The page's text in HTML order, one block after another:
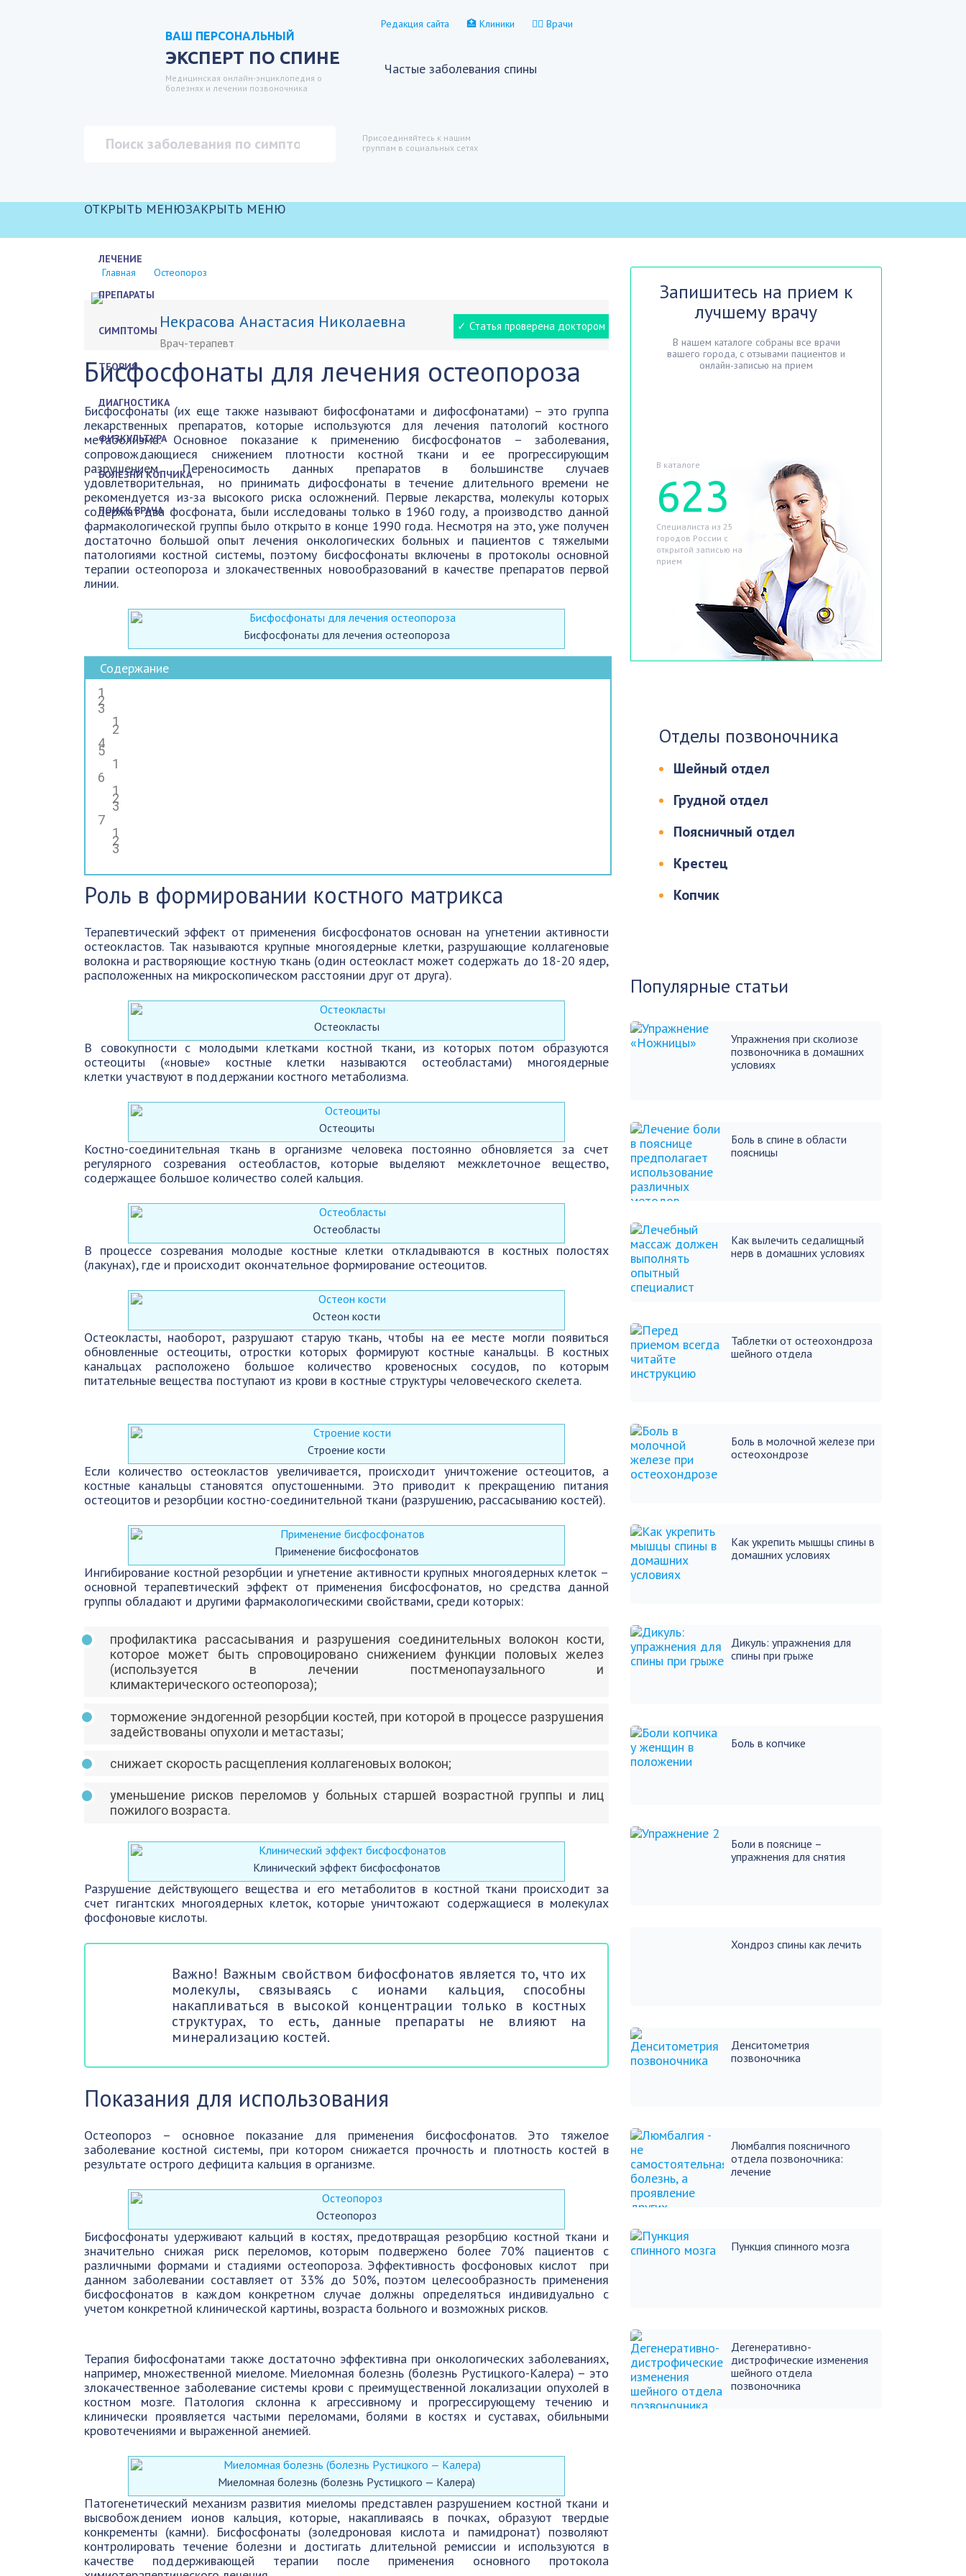
ВАШ ПЕРСОНАЛЬНЫЙ
ЭКСПЕРТ ПО СПИНЕ
Медицинская онлайн-энциклопедия о
болезнях и лечении позвоночника
Редакция сайта 🏥 Клиники 👨‍⚕️ Врачи
Частые заболевания спины
Присоединяйтесь к нашим
группам в социальных сетях
ОТКРЫТЬ МЕНЮЗАКРЫТЬ МЕНЮ
ЛЕЧЕНИЕ
ПРЕПАРАТЫ
СИМПТОМЫ
ТЕОРИЯ
ДИАГНОСТИКА
ФИЗКУЛЬТУРА
БОЛЕЗНИ КОПЧИКА
ПОИСК ВРАЧА
Главная Остеопороз
Некрасова Анастасия Николаевна
Врач-терапевт
✓ Статья проверена доктором
Бисфосфонаты для лечения остеопороза
Бисфосфонаты (их еще также называют бифосфонатами и дифосфонатами) – это группа
лекарственных препаратов, которые используются для лечения патологий костного
метаболизма. Основное показание к применению бисфосфонатов – заболевания,
сопровождающиеся снижением плотности костной ткани и ее прогрессирующим
разрушением. Переносимость данных препаратов в большинстве случаев
удовлетворительная, но принимать дифосфонаты в течение длительного времени не
рекомендуется из-за высокого риска осложнений. Первые лекарства, молекулы которых
содержат два фосфоната, были исследованы только в 1960 году, а производство данной
фармакологической группы было открыто в конце 1990 года. Несмотря на это, уже получен
достаточно большой опыт лечения онкологических больных и пациентов с тяжелыми
патологиями костной системы, поэтому бисфосфонаты включены в протоколы основной
терапии остеопороза и злокачественных новообразований в качестве препаратов первой
линии.
Бисфосфонаты для лечения остеопороза
Содержание
Роль в формировании костного матрикса
Терапевтический эффект от применения бисфосфонатов основан на угнетении активности
остеокластов. Так называются крупные многоядерные клетки, разрушающие коллагеновые
волокна и растворяющие костную ткань (один остеокласт может содержать до 18-20 ядер,
расположенных на микроскопическом расстоянии друг от друга).
Остеокласты
В совокупности с молодыми клетками костной ткани, из которых потом образуются
остеоциты («новые» костные клетки называются остеобластами) многоядерные
клетки участвуют в поддержании костного метаболизма.
Остеоциты
Костно-соединительная ткань в организме человека постоянно обновляется за счет
регулярного созревания остеобластов, которые выделяют межклеточное вещество,
содержащее большое количество солей кальция.
Остеобласты
В процессе созревания молодые костные клетки откладываются в костных полостях
(лакунах), где и происходит окончательное формирование остеоцитов.
Остеон кости
Остеокласты, наоборот, разрушают старую ткань, чтобы на ее месте могли появиться
обновленные остеоциты, отростки которых формируют костные канальцы. В костных
канальцах расположено большое количество кровеносных сосудов, по которым
питательные вещества поступают из крови в костные структуры человеческого скелета.
Строение кости
Если количество остеокластов увеличивается, происходит уничтожение остеоцитов, а
костные канальцы становятся опустошенными. Это приводит к прекращению питания
остеоцитов и резорбции костно-соединительной ткани (разрушению, рассасыванию костей).
Применение бисфосфонатов
Ингибирование костной резорбции и угнетение активности крупных многоядерных клеток –
основной терапевтический эффект от применения бисфосфонатов, но средства данной
группы обладают и другими фармакологическими свойствами, среди которых:
профилактика рассасывания и разрушения соединительных волокон кости,
которое может быть спровоцировано снижением функции половых желез
(используется в лечении постменопаузального и
климактерического остеопороза);
торможение эндогенной резорбции костей, при которой в процессе разрушения
задействованы опухоли и метастазы;
снижает скорость расщепления коллагеновых волокон;
уменьшение рисков переломов у больных старшей возрастной группы и лиц
пожилого возраста.
Клинический эффект бисфосфонатов
Разрушение действующего вещества и его метаболитов в костной ткани происходит за
счет гигантских многоядерных клеток, которые уничтожают содержащиеся в молекулах
фосфоновые кислоты.
Важно! Важным свойством бифосфонатов является то, что их
молекулы, связываясь с ионами кальция, способны
накапливаться в высокой концентрации только в костных
структурах, то есть, данные препараты не влияют на
минерализацию костей.
Показания для использования
Остеопороз – основное показание для применения бисфосфонатов. Это тяжелое
заболевание костной системы, при котором снижается прочность и плотность костей в
результате острого дефицита кальция в организме.
Остеопороз
Бисфосфонаты удерживают кальций в костях, предотвращая резорбцию костной ткани и
значительно снижая риск переломов, которым подвержено более 70% пациентов с
различными формами и стадиями остеопороза. Эффективность фосфоновых кислот при
данном заболевании составляет от 33% до 50%, поэтом целесообразность применения
бисфосфонатов в каждом конкретном случае должны определяться индивидуально с
учетом конкретной клинической картины, возраста больного и возможных рисков.
Терапия бифосфонатами также достаточно эффективна при онкологических заболеваниях,
например, множественной миеломе. Миеломная болезнь (болезнь Рустицкого-Калера) – это
злокачественное заболевание системы крови с преимущественной локализации опухолей в
костном мозге. Патология склонна к агрессивному и прогрессирующему течению и
клинически проявляется частыми переломами, болями в костях и суставах, обильными
кровотечениями и выраженной анемией.
Миеломная болезнь (болезнь Рустицкого — Калера)
Патогенетический механизм развития миеломы представлен разрушением костной ткани и
высвобождением ионов кальция, которые, накапливаясь в почках, образуют твердые
конкременты (камни). Бисфосфонаты (золедроновая кислота и памидронат) позволяют
контролировать течение болезни и достигать длительной ремиссии и используются в
качестве поддерживающей терапии после применения основного протокола
Запишитесь на прием к
лучшему врачу
В нашем каталоге собраны все врачи
вашего города, с отзывами пациентов и
онлайн-записью на прием
В каталоге
623
Специалиста из 25
городов России с
открытой записью на
прием
Отделы позвоночника
Шейный отдел
Грудной отдел
Поясничный отдел
Крестец
Копчик
Популярные статьи
Упражнения при сколиозе
позвоночника в домашних
условиях
Боль в спине в области
поясницы
Как вылечить седалищный
нерв в домашних условиях
Таблетки от остеохондроза
шейного отдела
Боль в молочной железе при
остеохондрозе
Как укрепить мышцы спины в
домашних условиях
Дикуль: упражнения для
спины при грыже
Боль в копчике
Боли в пояснице –
упражнения для снятия
Хондроз спины как лечить
Денситометрия
позвоночника
Люмбалгия поясничного
отдела позвоночника:
лечение
Пункция спинного мозга
Дегенеративно-
дистрофические изменения
шейного отдела
позвоночника